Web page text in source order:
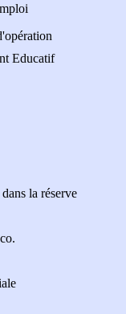
Educatif
la réserve